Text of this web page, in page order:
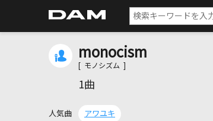
monocism
[ モノシズム ]
1曲
人気曲 アワユキ